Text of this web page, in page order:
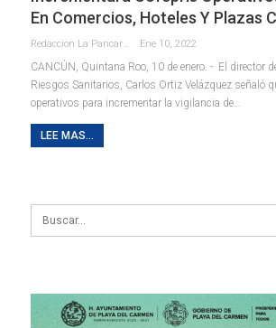
En Comercios, Hoteles Y Plazas
Redaccion La Pancarta De Quintana Roo Ene 10, 2022
CANCÚN, Quintana Roo, 10 de enero. - El director
Riesgos Sanitarios, Carlos Ortiz Velázquez señaló
operativos para incrementar la vigilancia de…
LEE MAS...